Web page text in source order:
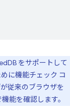
をサポートして
に機能チェック コ
従来のブラウザを
能を確認します。